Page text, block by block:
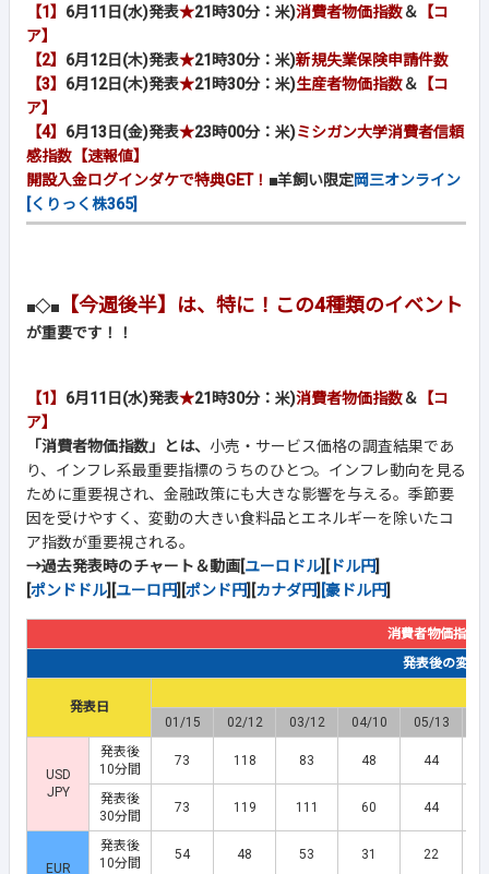
【1】 6月11日(水)発表★21時30分： 米)消費者物価指数＆ 【コ
ア】
【2】 6月12日(木)発表★21時30分：米)新規失業保険申請件数
【3】 6月12日(木)発表★21時30分： 米)生産者物価指数＆ 【コ
ア】
【4】 6月13日(金)発表★23時00分：米)ミシガン大学消費者信頼
感指数【速報値】
開設入金ログインダケで特典GET！ ■羊飼い限定岡三オンライン
[くりっく株365]
■◇■ 【今週後半】は、特に！この4種類のイベント
が重要です！！
【1】 6月11日(水)発表★21時30分：米)消費者物価指数＆ 【コ
ア】
「消費者物価指数」とは、 小売・サービス価格の調査結果であ
り、インフレ系最重要指標のうちのひとつ。インフレ動向を見る
ために重要視され、金融政策にも大きな影響を与える。季節要
因を受けやすく、変動の大きい食料品とエネルギーを除いたコ
ア指数が重要視される。
→過去発表時のチャート＆動画[ユーロドル][ ドル円]
[ポンドドル][ユーロ円][ポンド円][カナダ円] [豪ドル円]
消費者物価指数
発表後の変動
発表日
01/15
02/12 03/12 04/10 05/13
USD
JPY
発表後
10分間
73 118 83 48 44
発表後
30分間
73 119 111 60 44
EUR
発表後
10分間
54 48 53 31 22